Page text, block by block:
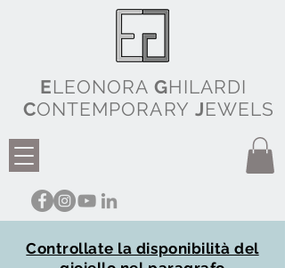
ELEONORA GHILARDI
CONTEMPORARY JEWELS
Controllate la disponibilità del